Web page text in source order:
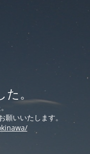
。
願いいたします。